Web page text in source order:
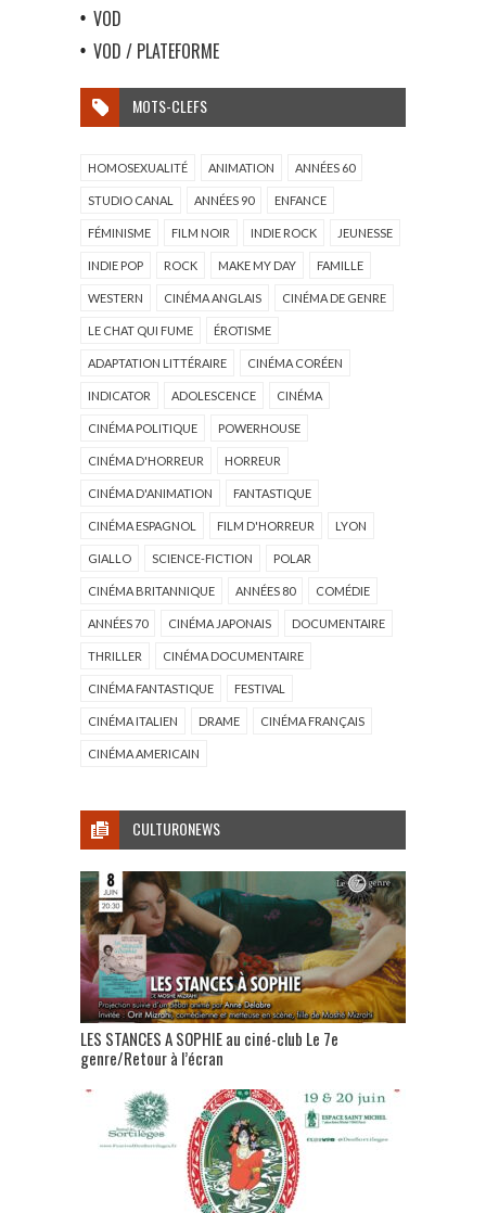
VOD
VOD / PLATEFORME
MOTS-CLEFS
HOMOSEXUALITÉ ANIMATION ANNÉES 60
STUDIO CANAL ANNÉES 90 ENFANCE
FÉMINISME FILM NOIR INDIE ROCK JEUNESSE
INDIE POP ROCK MAKE MY DAY FAMILLE
WESTERN CINÉMA ANGLAIS CINÉMA DE GENRE
LE CHAT QUI FUME ÉROTISME
ADAPTATION LITTÉRAIRE CINÉMA CORÉEN
INDICATOR ADOLESCENCE CINÉMA
CINÉMA POLITIQUE POWERHOUSE
CINÉMA D'HORREUR HORREUR
CINÉMA D'ANIMATION FANTASTIQUE
CINÉMA ESPAGNOL FILM D'HORREUR LYON
GIALLO SCIENCE-FICTION POLAR
CINÉMA BRITANNIQUE ANNÉES 80 COMÉDIE
ANNÉES 70 CINÉMA JAPONAIS DOCUMENTAIRE
THRILLER CINÉMA DOCUMENTAIRE
CINÉMA FANTASTIQUE FESTIVAL
CINÉMA ITALIEN DRAME CINÉMA FRANÇAIS
CINÉMA AMERICAIN
CULTURONEWS
LES STANCES A SOPHIE au ciné-club Le 7e
genre/Retour à l’écran